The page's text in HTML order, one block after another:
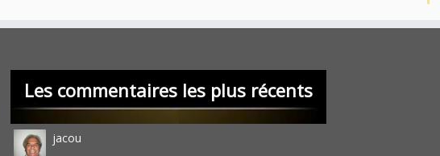
Les commentaires les plus récents
jacou